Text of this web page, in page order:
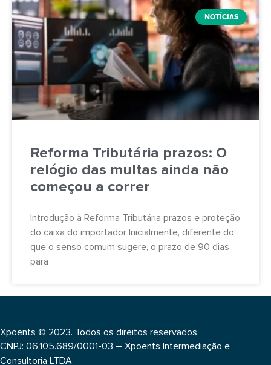
NOTÍCIAS
Reforma Tributária prazos: O
relógio das multas ainda não
começou a correr
Introdução à Reforma Tributária prazos e proteção
do caixa do importador Inicialmente, diferente do
que o senso comum sugere, o prazo de 90 dias
para
Xpoents © 2023. Todos os direitos reservados
CNPJ: 06.105.689/0001-03 – Xpoents Intermediação e
Consultoria LTDA